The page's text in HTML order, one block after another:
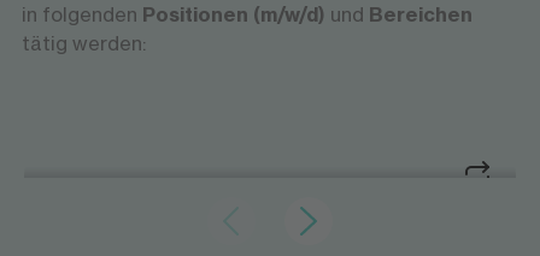
in folgenden Positionen (m/w/d) und Bereichen
tätig werden:
‍HR Business Partner/in
Strategie und Struktur gestalten